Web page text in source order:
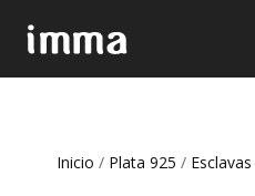
Inicio / Plata 925 / Esclavas